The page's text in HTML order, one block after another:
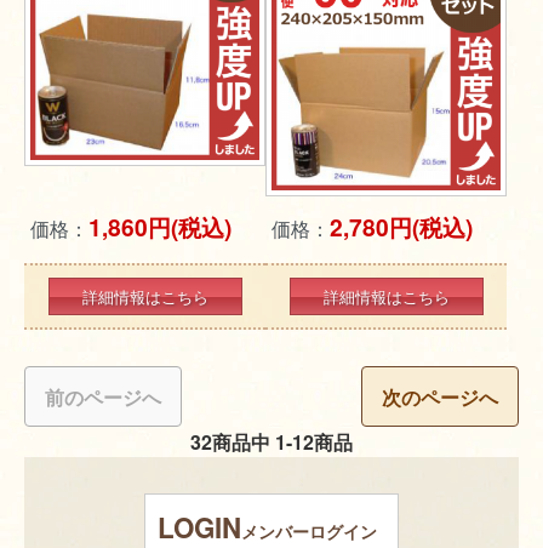
価格： 1,860円(税込)
詳細情報はこちら
価格： 2,780円(税込)
詳細情報はこちら
前のページへ
32商品中 1-12商品
次のページへ
LOGINメンバーログイン